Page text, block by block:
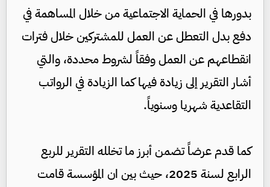
بدورها في الحماية الاجتماعية من خلال المساهمة في
دفع بدل التعطل عن العمل للمشتركين خلال فترات
انقطاعهم عن العمل وفقاً لشروط محددة، والتي
أشار التقرير إلى زيادة فيها كما الزيادة في الرواتب
التقاعدية شهريا وسنوياً.
كما قدم عرضاً تضمن أبرز ما تخلله التقرير للربع
الرابع لسنة 2025، حيث بين ان المؤسسة قامت